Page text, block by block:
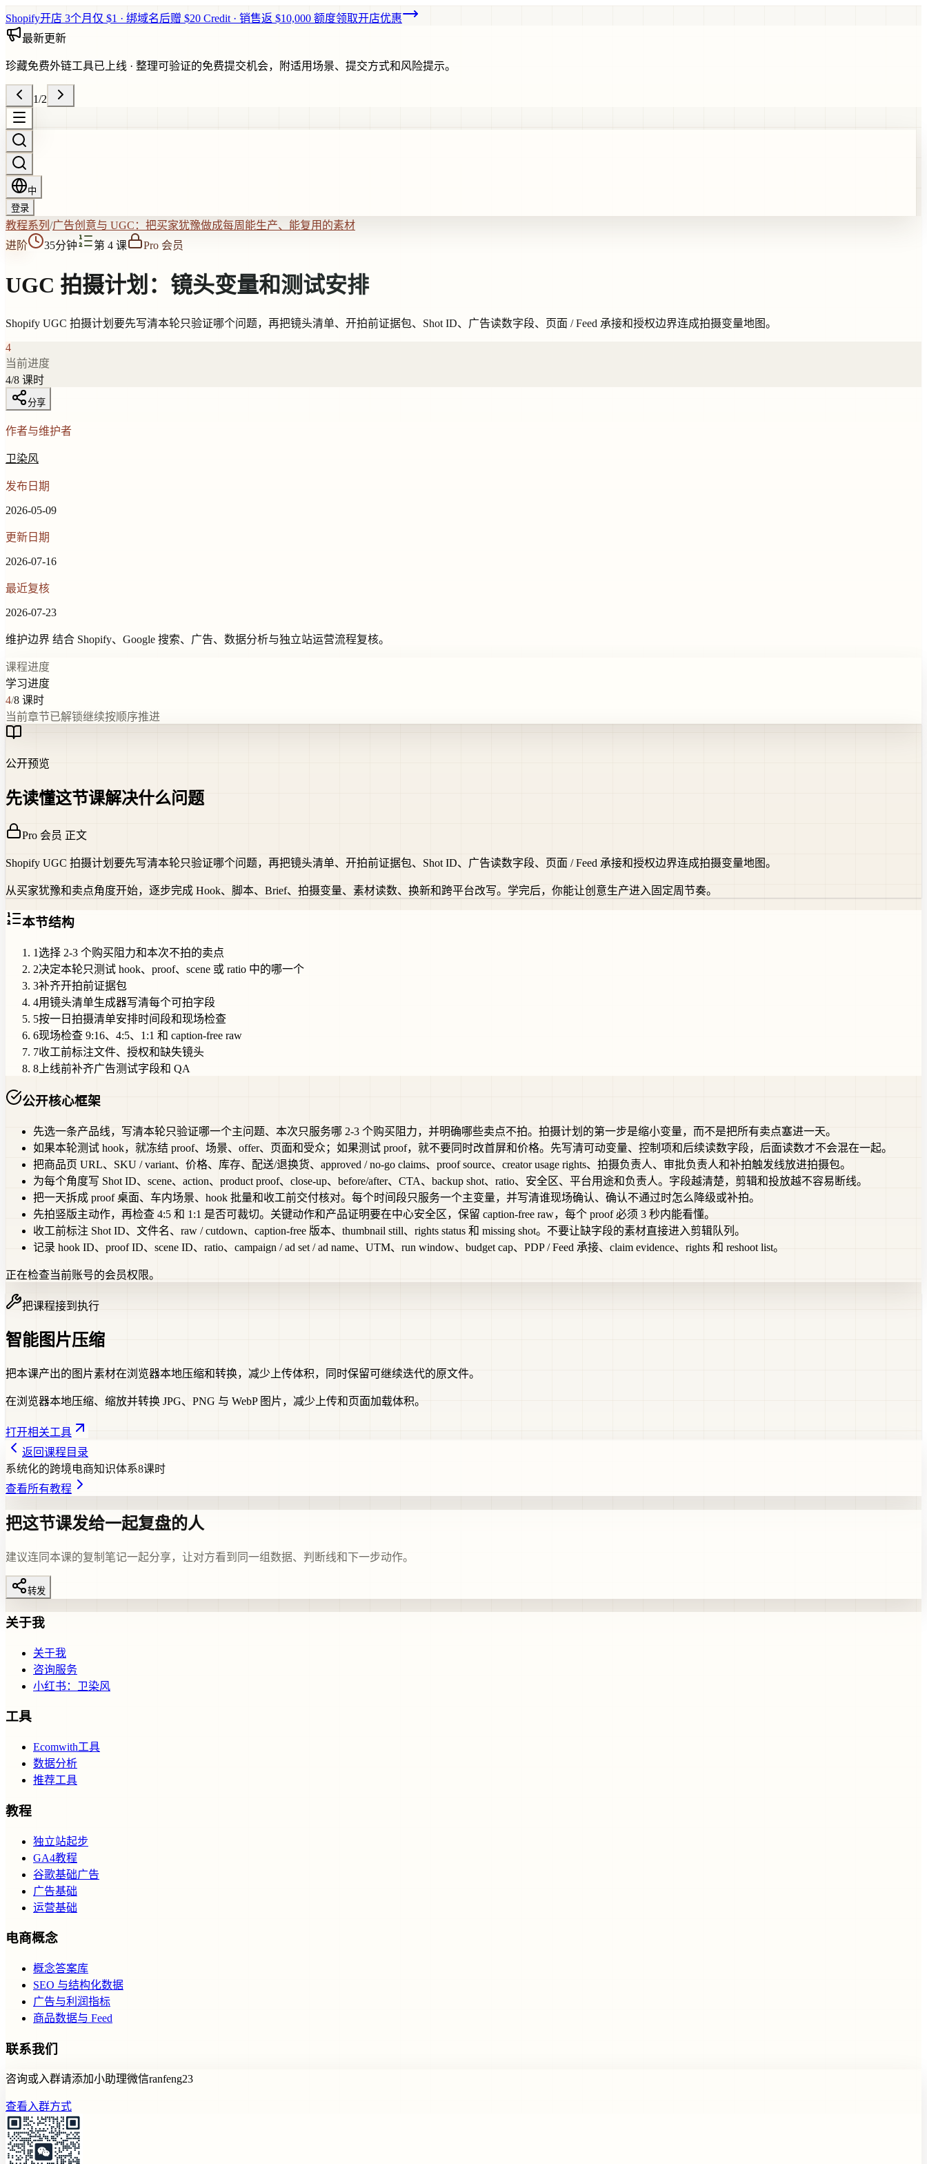
Shopify开店 3个月仅 $1 · 绑域名后赠 $20 Credit · 销售返 $10,000 额度领取开店优惠
最新更新
珍藏免费外链工具已上线 · 整理可验证的免费提交机会，附适用场景、提交方式和风险提示。
1/2
中
登录
教程系列 /广告创意与 UGC：把买家犹豫做成每周能生产、能复用的素材
进阶
35分钟 第 4 课 Pro 会员
UGC 拍摄计划：镜头变量和测试安排
Shopify UGC 拍摄计划要先写清本轮只验证哪个问题，再把镜头清单、开拍前证据包、Shot ID、广告读数字段、页面 / Feed 承接和授权边界连成拍摄变量地图。
4
当前进度
4/8 课时
分享
作者与维护者
卫染风
发布日期
2026-05-09
更新日期
2026-07-16
最近复核
2026-07-23
维护边界 结合 Shopify、Google 搜索、广告、数据分析与独立站运营流程复核。
课程进度
学习进度
4/8 课时
当前章节已解锁继续按顺序推进
公开预览
先读懂这节课解决什么问题
Pro 会员 正文
Shopify UGC 拍摄计划要先写清本轮只验证哪个问题，再把镜头清单、开拍前证据包、Shot ID、广告读数字段、页面 / Feed 承接和授权边界连成拍摄变量地图。
从买家犹豫和卖点角度开始，逐步完成 Hook、脚本、Brief、拍摄变量、素材读数、换新和跨平台改写。学完后，你能让创意生产进入固定周节奏。
本节结构
1选择 2-3 个购买阻力和本次不拍的卖点
2决定本轮只测试 hook、proof、scene 或 ratio 中的哪一个
3补齐开拍前证据包
4用镜头清单生成器写清每个可拍字段
5按一日拍摄清单安排时间段和现场检查
6现场检查 9:16、4:5、1:1 和 caption-free raw
7收工前标注文件、授权和缺失镜头
8 上线前补齐广告测试字段和 QA
公开核心框架
先选一条产品线，写清本轮只验证哪一个主问题、本次只服务哪 2-3 个购买阻力，并明确哪些卖点不拍。拍摄计划的第一步是缩小变量，而不是把所有卖点塞进一天。
如果本轮测试 hook，就冻结 proof、场景、offer、页面和受众；如果测试 proof，就不要同时改首屏和价格。先写清可动变量、控制项和后续读数字段，后面读数才不会混在一起。
把商品页 URL、SKU / variant、价格、库存、配送/退换货、approved / no-go claims、proof source、creator usage rights、拍摄负责人、审批负责人和补拍触发线放进拍摄包。
为每个角度写 Shot ID、scene、action、product proof、close-up、before/after、CTA、backup shot、ratio、安全区、平台用途和负责人。字段越清楚，剪辑和投放越不容易断线。
把一天拆成 proof 桌面、车内场景、hook 批量和收工前交付核对。每个时间段只服务一个主变量，并写清谁现场确认、确认不通过时怎么降级或补拍。
先拍竖版主动作，再检查 4:5 和 1:1 是否可裁切。关键动作和产品证明要在中心安全区，保留 caption-free raw，每个 proof 必须 3 秒内能看懂。
收工前标注 Shot ID、文件名、raw / cutdown、caption-free 版本、thumbnail still、rights status 和 missing shot。不要让缺字段的素材直接进入剪辑队列。
记录 hook ID、proof ID、scene ID、ratio、campaign / ad set / ad name、UTM、run window、budget cap、PDP / Feed 承接、claim evidence、rights 和 reshoot list。
正在检查当前账号的会员权限。
把课程接到执行
智能图片压缩
把本课产出的图片素材在浏览器本地压缩和转换，减少上传体积，同时保留可继续迭代的原文件。
在浏览器本地压缩、缩放并转换 JPG、PNG 与 WebP 图片，减少上传和页面加载体积。
打开相关工具
返回课程目录
系统化的跨境电商知识体系8课时
查看所有教程
把这节课发给一起复盘的人
建议连同本课的复制笔记一起分享，让对方看到同一组数据、判断线和下一步动作。
转发
关于我
关于我
咨询服务
小红书：卫染风
工具
Ecomwith工具
数据分析
推荐工具
教程
独立站起步
GA4教程
谷歌基础广告
广告基础
运营基础
电商概念
概念答案库
SEO 与结构化数据
广告与利润指标
商品数据与 Feed
联系我们
咨询或入群请添加小助理微信ranfeng23
查看入群方式